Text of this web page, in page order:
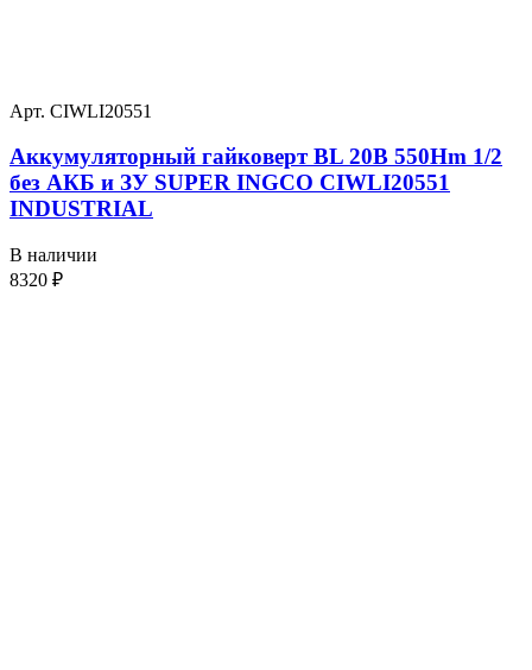
Арт. CIWLI20551
Аккумуляторный гайковерт BL 20В 550Hm 1/2
без АКБ и ЗУ SUPER INGCO CIWLI20551
INDUSTRIAL
В наличии
8320 ₽